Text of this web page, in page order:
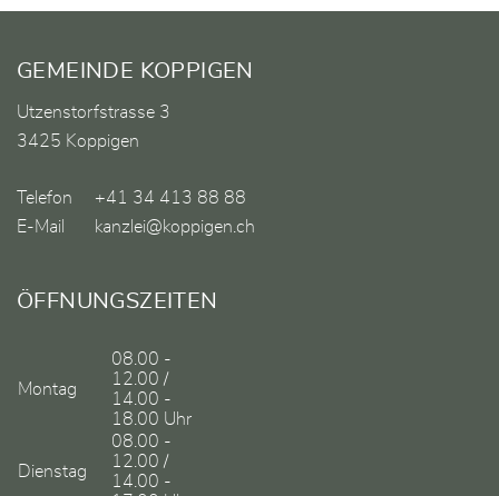
Fusszeile
GEMEINDE KOPPIGEN
Utzenstorfstrasse 3
3425 Koppigen
Telefon
+41 34 413 88 88
E-Mail
kanzlei@koppigen.ch
ÖFFNUNGSZEITEN
Montag
08.00 -
12.00 /
14.00 -
18.00 Uhr
Dienstag
08.00 -
12.00 /
14.00 -